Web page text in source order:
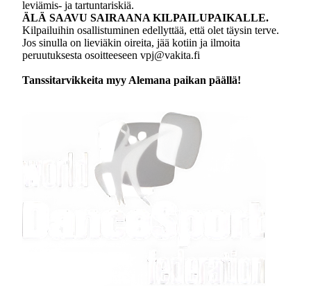
leviämis- ja tartuntariskiä.
ÄLÄ SAAVU SAIRAANA KILPAILUPAIKALLE.
Kilpailuihin osallistuminen edellyttää, että olet täysin terve.
Jos sinulla on lieviäkin oireita, jää kotiin ja ilmoita
peruutuksesta osoitteeseen vpj@vakita.fi
Tanssitarvikkeita myy Alemana paikan päällä!